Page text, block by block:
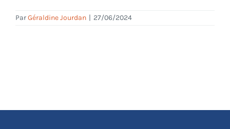
ParGéraldine Jourdan | 27/06/2024